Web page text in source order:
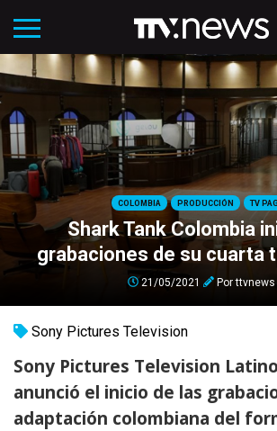
COLOMBIA PRODUCCIÓN TV
Shark Tank Colombia
grabaciones de su cuarta
21/05/2021 Porttvnews
Sony Pictures Television
Sony Pictures Television
anunció el inicio de las
adaptación colombiana del